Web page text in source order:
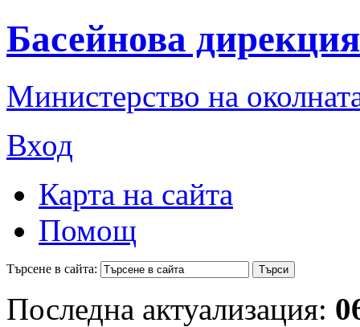
Басейнова
Министерство на
Вход
Карта на сайта
Помощ
Търсене в сайта:
Последна актуализация: